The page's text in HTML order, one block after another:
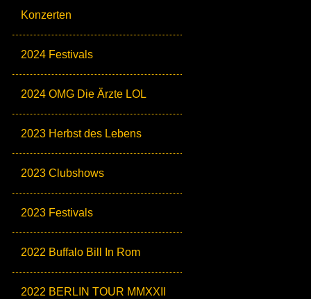
Konzerten
2024 Festivals
2024 OMG Die Ärzte LOL
2023 Herbst des Lebens
2023 Clubshows
2023 Festivals
2022 Buffalo Bill In Rom
2022 BERLIN TOUR MMXXII